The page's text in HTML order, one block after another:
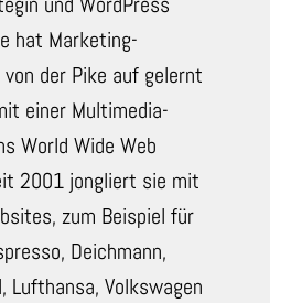
hat Marketing-
der Pike auf gelernt
einer Multimedia-
World Wide Web
2001 jongliert sie mit
zum Beispiel für
Deichmann,
Lufthansa, Volkswagen